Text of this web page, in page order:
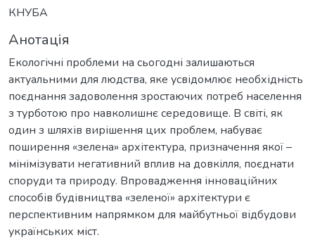
КНУБА
Анотація
Екологічні проблеми на сьогодні залишаються
актуальними для людства, яке усвідомлює необхідність
поєднання задоволення зростаючих потреб населення
з турботою про навколишнє середовище. В світі, як
один з шляхів вирішення цих проблем, набуває
поширення «зелена» архітектура, призначення якої –
мінімізувати негативний вплив на довкілля, поєднати
споруди та природу. Впровадження інноваційних
способів будівництва «зеленої» архітектури є
перспективним напрямком для майбутньої відбудови
українських міст.